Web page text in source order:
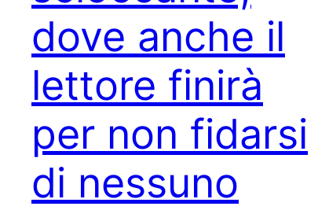
dove anche il
lettore finirà
per non fidarsi
di nessuno